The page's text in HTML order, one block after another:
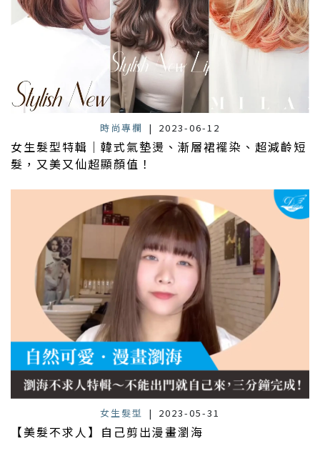
時尚專欄 | 2023-06-12
女生髮型特輯｜韓式氣墊燙、漸層裙襬染、超減齡短
髮，又美又仙超顯顏值！
女生髮型 | 2023-05-31
【美髮不求人】自己剪出漫畫瀏海